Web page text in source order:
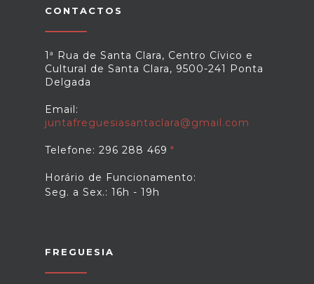
CONTACTOS
1ª Rua de Santa Clara, Centro Cívico e
Cultural de Santa Clara, 9500-241 Ponta
Delgada
Email:
juntafreguesiasantaclara@gmail.com
Telefone: 296 288 469
Horário de Funcionamento:
Seg. a Sex.: 16h - 19h
FREGUESIA